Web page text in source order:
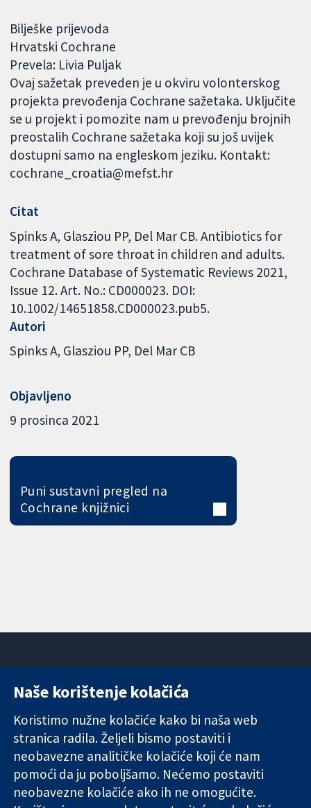
Bilješke prijevoda
Hrvatski Cochrane
Prevela: Livia Puljak
Ovaj sažetak preveden je u okviru volonterskog
projekta prevođenja Cochrane sažetaka. Uključite
se u projekt i pomozite nam u prevođenju brojnih
preostalih Cochrane sažetaka koji su još uvijek
dostupni samo na engleskom jeziku. Kontakt:
cochrane_croatia@mefst.hr
Citat
Spinks A, Glasziou PP, Del Mar CB. Antibiotics for
treatment of sore throat in children and adults.
Cochrane Database of Systematic Reviews 2021,
Issue 12. Art. No.: CD000023. DOI:
10.1002/14651858.CD000023.pub5.
Autori
Spinks A Glasziou PP Del Mar CB
Objavljeno
9 prosinca 2021
Puni sustavni pregled na
Cochrane knjižnici
Pouzdani dokazi.
Utemeljeni
dokazi.
Bolje zdravlje.
11-13 Cavendish
London
W1G 0AN
Ujedinjeno
Kraljevstvo
Novosti
medije
O nama
Poslovi
Cochrane
Naše korištenje kolačića
Koristimo nužne kolačiće kako bi naša web
stranica radila. Željeli bismo postaviti i
neobavezne analitičke kolačiće koji će nam
pomoći da ju poboljšamo. Nećemo postaviti
neobavezne kolačiće ako ih ne omogućite.